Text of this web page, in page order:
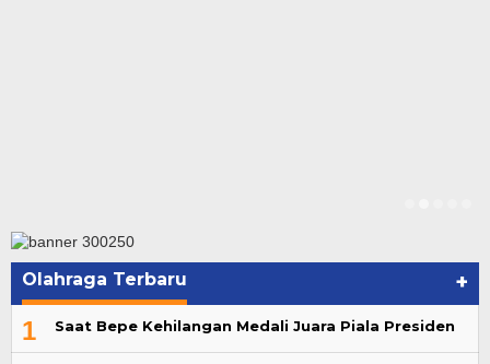
Olahraga Terbaru +
1 Saat Bepe Kehilangan Medali Juara Piala Presiden